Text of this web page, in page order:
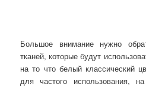
Большое внимание нужно
тканей, которые будут
на то что белый классический
для частого использования,